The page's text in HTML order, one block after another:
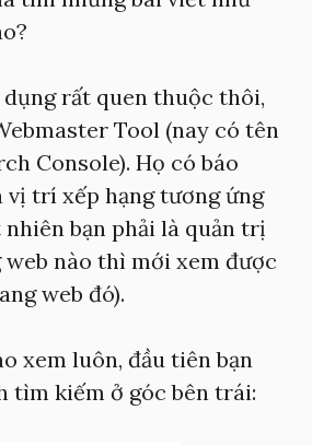
dụng rất quen thuộc thôi,
Tool (nay có tên
Console). Họ có báo
vị trí xếp hạng tương ứng
bạn phải là quản trị
nào thì mới xem được
web đó).
xem luôn, đầu tiên bạn
tìm kiếm ở góc bên trái: